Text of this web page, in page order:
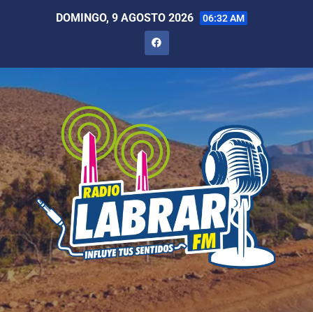
DOMINGO, 9 AGOSTO 2026 06:32 AM